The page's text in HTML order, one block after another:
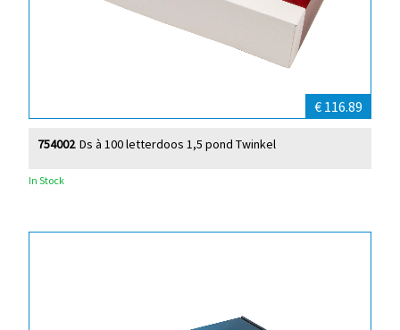
€ 116.89
Ds à 100 letterdoos 1,5 pond Twinkel
754002
In Stock